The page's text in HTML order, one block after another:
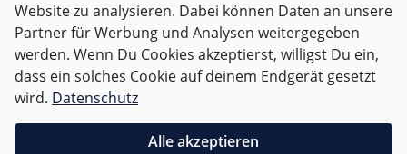
Alle Preise inkl. gesetzl. Mehrwertsteuer zzgl.Versandkosten
und ggf. Nachnahmegebühren, wenn nicht anders
angegeben.
Für Österreich sind Bestellungen ab 50,- EUR
Website zu analysieren. Dabei können Daten an unsere
Partner für Werbung und Analysen weitergegeben
werden. Wenn Du Cookies akzeptierst, willigst Du ein,
dass ein solches Cookie auf deinem Endgerät gesetzt
wird. Datenschutz
Alle akzeptieren